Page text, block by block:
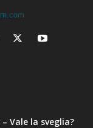
Vale la sveglia?